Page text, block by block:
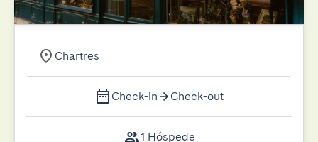
Chartres
Check-in Check-out
1 Hóspede